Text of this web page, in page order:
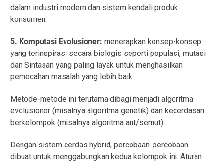
dalam industri modern dan sistem kendali produk
konsumen.
5. Komputasi Evolusioner: menerapkan konsep-konsep
yang terinspirasi secara biologis seperti populasi, mutasi
dan Sintasan yang paling layak untuk menghasilkan
pemecahan masalah yang lebih baik.
Metode-metode ini terutama dibagi menjadi algoritma
evolusioner (misalnya algoritma genetik) dan kecerdasan
berkelompok (misalnya algoritma ant/semut)
Dengan sistem cerdas hybrid, percobaan-percobaan
dibuat untuk menggabungkan kedua kelompok ini. Aturan